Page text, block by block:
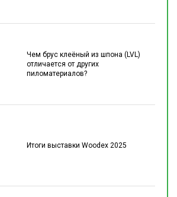
Чем брус клеёный из шпона (LVL)
отличается от других
пиломатериалов?
Итоги выставки Woodex 2025